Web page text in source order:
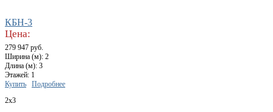
КБН-3
Цена:
279 947 руб.
Ширина (м): 2
Длина (м): 3
Этажей: 1
Купить
Подробнее
2x3